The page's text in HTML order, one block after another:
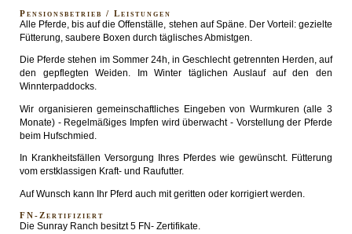
Pensionsbetrieb / Leistungen
Alle Pferde, bis auf die Offenställe, stehen auf Späne. Der Vorteil: gezielte
Fütterung, saubere Boxen durch täglisches Abmistgen.
Die Pferde stehen im Sommer 24h, in Geschlecht getrennten Herden, auf
den gepflegten Weiden. Im Winter täglichen Auslauf auf den den
Winnterpaddocks.
Wir organisieren gemeinschaftliches Eingeben von Wurmkuren (alle 3
Monate) - Regelmäßiges Impfen wird überwacht - Vorstellung der Pferde
beim Hufschmied.
In Krankheitsfällen Versorgung Ihres Pferdes wie gewünscht. Fütterung
vom erstklassigen Kraft- und Raufutter.
Auf Wunsch kann Ihr Pferd auch mit geritten oder korrigiert werden.
FN-Zertifiziert
Die Sunray Ranch besitzt 5 FN- Zertifikate.